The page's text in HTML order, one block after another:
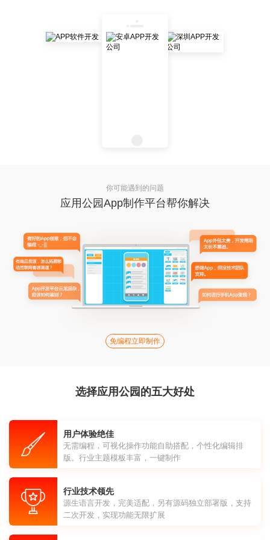
你可能遇到的问题
应用公园App制作平台帮你解决
免编程立即制作
选择应用公园的五大好处
用户体验绝佳
无需编程，可视化操作功能自助搭配，个性化编辑排
版。行业主题模板丰富，一键制作
行业技术领先
源生语言开发，完美适配，另有源码独立部署版，支持
二次开发，实现功能无限扩展